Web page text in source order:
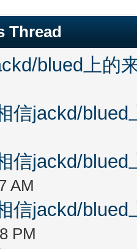
Thread
blued上的
信jackd/
信jackd/
AM
信jackd/
PM